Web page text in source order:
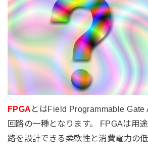
FPGA とはField Programmable Gate
回路の一種となります。 FPGAは用
路を設計できる柔軟性と消費電力の低